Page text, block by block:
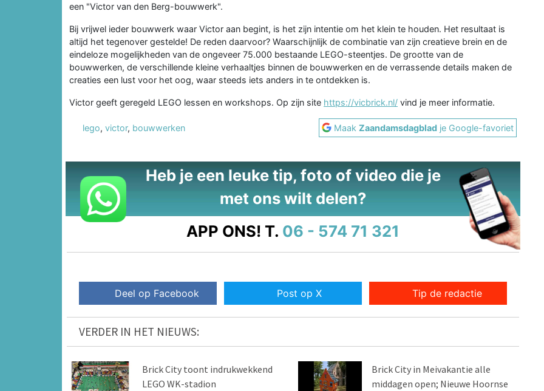
een "Victor van den Berg-bouwwerk".
Bij vrijwel ieder bouwwerk waar Victor aan begint, is het zijn intentie om het klein te houden. Het resultaat is
altijd het tegenover gestelde! De reden daarvoor? Waarschijnlijk de combinatie van zijn creatieve brein en de
eindeloze mogelijkheden van de ongeveer 75.000 bestaande LEGO-steentjes. De grootte van de
bouwwerken, de verschillende kleine verhaaltjes binnen de bouwwerken en de verrassende details maken de
creaties een lust voor het oog, waar steeds iets anders in te ontdekken is.
Victor geeft geregeld LEGO lessen en workshops. Op zijn site https://vicbrick.nl/ vind je meer informatie.
lego, victor, bouwwerken MaakZaandamsdagblad je Google-favoriet
Heb je een leuke tip, foto of video die je
met ons wilt delen?
APP ONS! T. 06 - 574 71 321
Deel op Facebook Post op X Tip de redactie
VERDER IN HET NIEUWS:
Brick City toont indrukwekkend
LEGO WK-stadion
Brick City in Meivakantie alle
middagen open; Nieuwe Hoornse